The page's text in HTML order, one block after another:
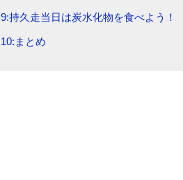
9:持久走当日は炭水化物を食べよう！
10:まとめ